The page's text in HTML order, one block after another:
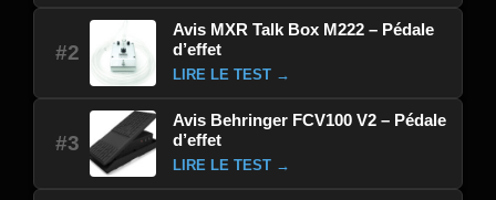
#2
Avis MXR Talk Box M222 – Pédale
d’effet
LIRE LE TEST →
#3
Avis Behringer FCV100 V2 – Pédale
d’effet
LIRE LE TEST →